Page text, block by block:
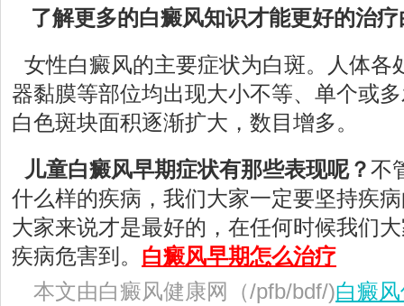
了解更多的白癜风知识才能更好的治
女性白癜风的主要症状为白斑。人体各
器黏膜等部位均出现大小不等、单个或
白色斑块面积逐渐扩大，数目增多。
儿童白癜风早期症状有那些表现呢？不
什么样的疾病，我们大家一定要坚持疾
大家来说才是最好的，在任何时候我们
疾病危害到。 白癜风早期怎么治疗
本文由白癜风健康网（/pfb/bdf/)白癜